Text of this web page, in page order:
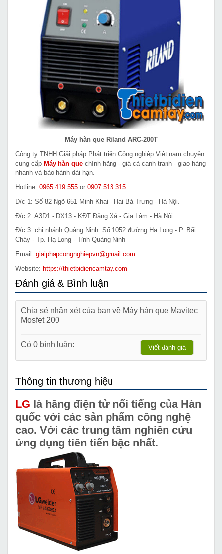
Máy hàn que Riland ARC-200T
Công ty TNHH Giải pháp Phát triển Công nghiệp Việt nam chuyên
cung cấp Máy hàn que chính hãng - giá cả cạnh tranh - giao hàng
nhanh và bảo hành dài hạn.
Hotline: 0965.419.555 or 0907.513.315
Đ/c 1: Số 82 Ngõ 651 Minh Khai - Hai Bà Trưng - Hà Nội.
Đ/c 2: A3D1 - DX13 - KĐT Đặng Xá - Gia Lâm - Hà Nội
Đ/c 3: chi nhánh Quảng Ninh: Số 1052 đường Hạ Long - P. Bãi
Cháy - Tp. Hạ Long - Tỉnh Quảng Ninh
Email: giaiphapcongnghiepvn@gmail.com
Website: https://thietbidiencamtay.com
Đánh giá & Bình luận
Chia sẻ nhận xét của bạn về Máy hàn que Mavitec
Mosfet 200
Có 0 bình luận: Viết đánh giá
Thông tin thương hiệu
LG là hãng điện tử nổi tiếng của Hàn
quốc với các sản phẩm công nghệ
cao. Với các trung tâm nghiên cứu
ứng dụng tiên tiến bậc nhất.